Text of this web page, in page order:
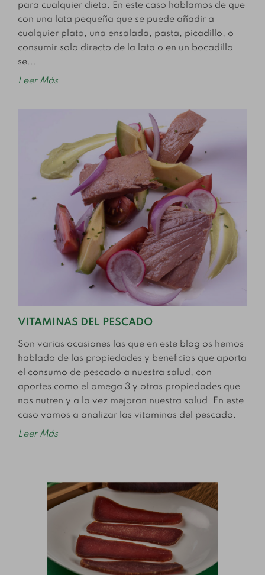
para cualquier dieta. En este caso hablamos de que
con una lata pequeña que se puede añadir a
cualquier plato, una ensalada, pasta, picadillo, o
consumir solo directo de la lata o en un bocadillo
se...
Leer Más
VITAMINAS DEL PESCADO
Son varias ocasiones las que en este blog os hemos
hablado de las propiedades y beneficios que aporta
el consumo de pescado a nuestra salud, con
aportes como el omega 3 y otras propiedades que
nos nutren y a la vez mejoran nuestra salud. En este
caso vamos a analizar las vitaminas del pescado.
Leer Más